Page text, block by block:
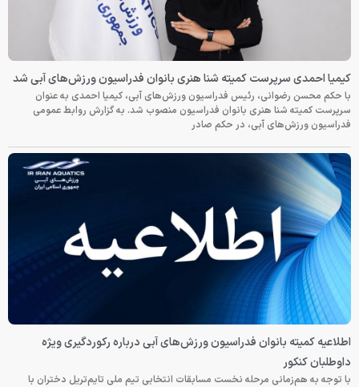
کیمیا احمدی سرپرست کمیته شنا هنری بانوان فدراسیون ورزش‌های آبی شد
با حکم محسن رضوانی، رئیس فدراسیون ورزش‌های آبی، کیمیا احمدی به عنوان
سرپرست کمیته شنا هنری بانوان فدراسیون منصوب شد. به گزارش روابط عمومی
فدراسیون ورزش‌های آبی، در حکم صادر
اطلاعیه کمیته بانوان فدراسیون ورزش‌های آبی درباره رکوردگیری ویژه
داوطلبان کنکور
با توجه به هم‌زمانی مرحله نخست مسابقات انتخابی تیم ملی تایم‌تریل دختران با